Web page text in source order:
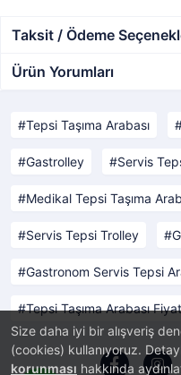
Size daha iyi bir alışveriş
(cookies) kullanıyoruz.
korunması hakkında
Taksit / Ödeme
Ürün Yorumları
Tepsi Taşıma Arabası
Gastrolley Servis
Medikal Tepsi Taşıma
Servis Tepsi Trolley
Gastronom Servis Tepsi
Tepsi Taşıma Arabası Fiyat